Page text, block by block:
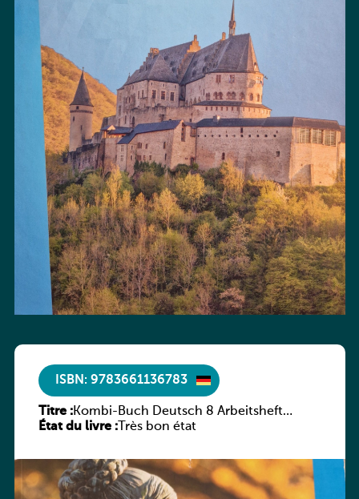
ISBN: 9783661136783
Titre :Kombi-Buch Deutsch 8 Arbeitsheft
(Neue Ausgabe Luxemburg)
État du livre :Très bon état